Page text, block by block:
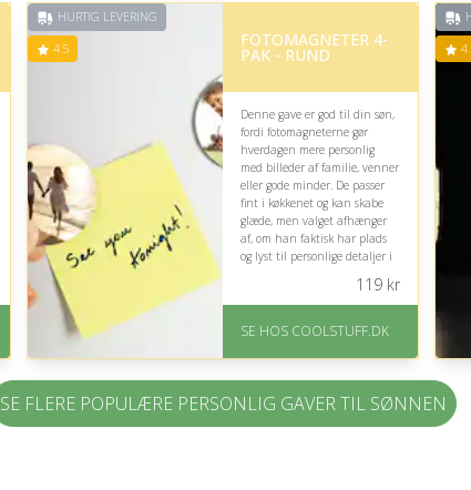
HURTIG LEVERING
4.5 FOTOMAGNETER 4-
PAK - RUND
Denne gave er god til din søn,
fordi fotomagneterne gør
hverdagen mere personlig
med billeder af familie, venner
eller gode minder. De passer
fint i køkkenet og kan skabe
glæde, men valget afhænger
af, om han faktisk har plads
og lyst til personlige detaljer i
På lager
Levering: Standard
rating på 4.5 ud af 5
119kr
SE HOS COOLSTUFF.DK
SE FLERE POPULÆRE PERSONLIG GAVER TIL SØNNEN